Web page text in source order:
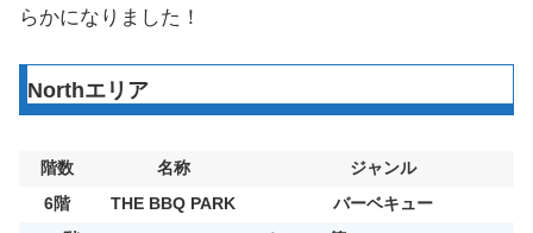
らかになりました！
Northエリア
階数 名称
ジャンル
6階
THE BBQ PARK
バーベキュー